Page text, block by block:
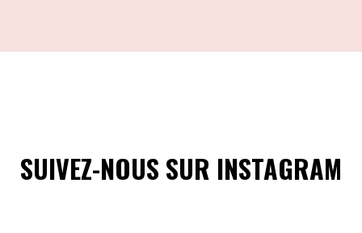
SUIVEZ-NOUS SUR INSTAGRAM